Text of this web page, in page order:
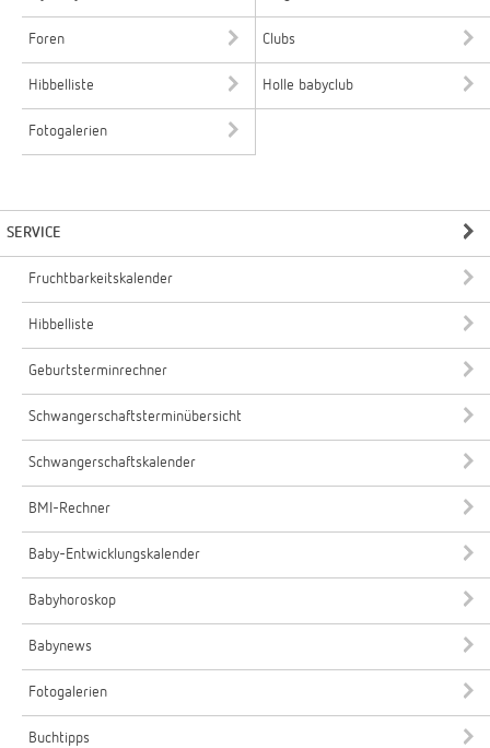
Foren Clubs
Hibbelliste Holle babyclub
Fotogalerien
SERVICE
Fruchtbarkeitskalender
Hibbelliste
Geburtsterminrechner
Schwangerschaftsterminübersicht
Schwangerschaftskalender
BMI-Rechner
Baby-Entwicklungskalender
Babyhoroskop
Babynews
Fotogalerien
Buchtipps